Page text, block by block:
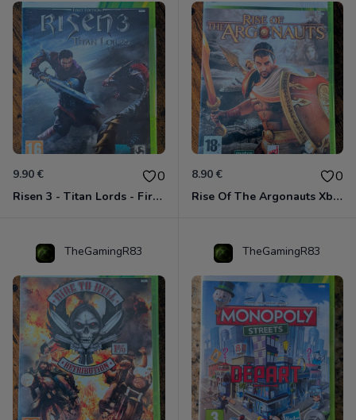
9.90 € 0
Risen 3 - Titan Lords - First Edition Xbox 360
8.90 € 0
Rise Of The Argonauts Xbox 360
TheGamingR83 TheGamingR83